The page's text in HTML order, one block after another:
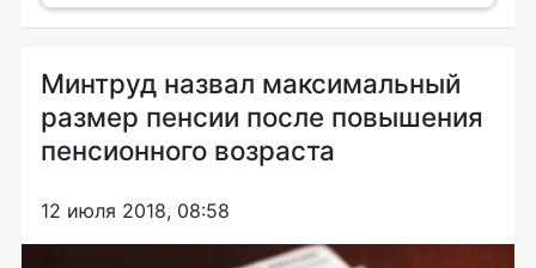
Минтруд назвал максимальный
размер пенсии после повышения
пенсионного возраста
12 июля 2018, 08:58